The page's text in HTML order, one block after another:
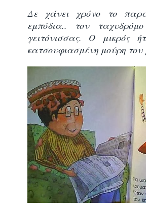
Δε χάνει χρόνο το
εμπόδια.. τον
γειτόνισσας. Ο μικρός
κατσουφιασμένη μούρη